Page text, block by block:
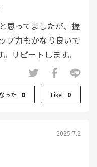
思ってましたが、握
プ力もかなり良いで
リピートします。
った 0 Like! 0
2025.7.2